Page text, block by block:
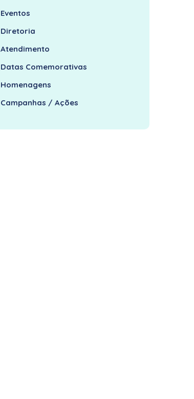
Eventos
Diretoria
Atendimento
Datas Comemorativas
Homenagens
Campanhas / Ações